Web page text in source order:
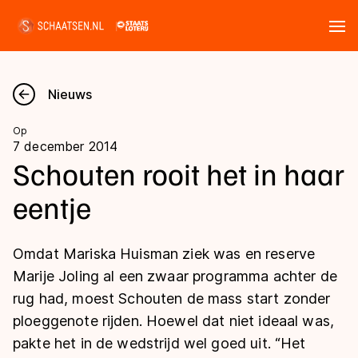
Nieuws
Kalender
Disciplines
Langebaan
Shorttrack
Inlineskaten
Uitslagen
Langebaan
Shorttrack
Marathon
Tijden & historie
Ranglijsten Langebaan
Nieuws
Op
7 december 2014
Schouten rooit het in haar
eentje
Omdat Mariska Huisman ziek was en reserve
Marije Joling al een zwaar programma achter de
rug had, moest Schouten de mass start zonder
ploeggenote rijden. Hoewel dat niet ideaal was,
pakte het in de wedstrijd wel goed uit. “Het